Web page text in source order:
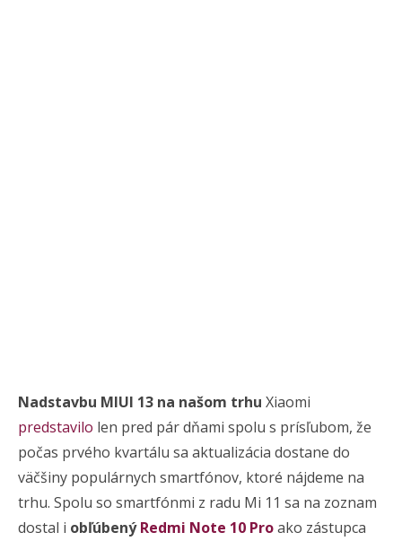
Nadstavbu MIUI 13 na našom trhu Xiaomi
predstavilo len pred pár dňami spolu s prísľubom, že
počas prvého kvartálu sa aktualizácia dostane do
väčšiny populárnych smartfónov, ktoré nájdeme na
trhu. Spolu so smartfónmi z radu Mi 11 sa na zoznam
dostal i obľúbenýRedmi Note 10 Proako zástupca